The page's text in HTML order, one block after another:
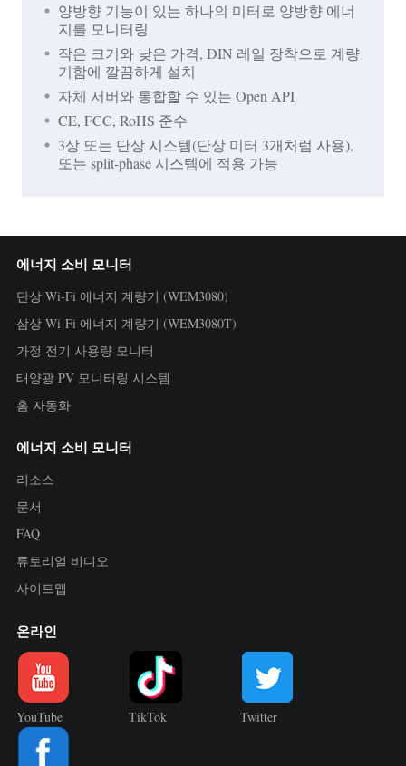
양방향 기능이 있는 하나의 미터로 양방향 에너
지를 모니터링
작은 크기와 낮은 가격, DIN 레일 장착으로 계량
기함에 깔끔하게 설치
자체 서버와 통합할 수 있는 Open API
CE, FCC, RoHS 준수
3상 또는 단상 시스템(단상 미터 3개처럼 사용),
또는 split-phase 시스템에 적용 가능
에너지 소비 모니터
단상 Wi-Fi 에너지 계량기 (WEM3080)
삼상 Wi-Fi 에너지 계량기 (WEM3080T)
가정 전기 사용량 모니터
태양광 PV 모니터링 시스템
홈 자동화
에너지 소비 모니터
리소스
문서
FAQ
튜토리얼 비디오
사이트맵
온라인
YouTube TikTok Twitter